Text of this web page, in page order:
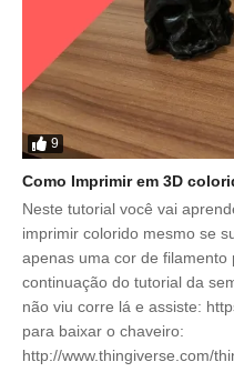
9
Como Imprimir em 3D
Neste tutorial você vai
imprimir colorido mesmo se
apenas uma cor de filamento
continuação do tutorial da
não viu corre lá e assiste:
para baixar o chaveiro:
http://www.thingiverse.com/